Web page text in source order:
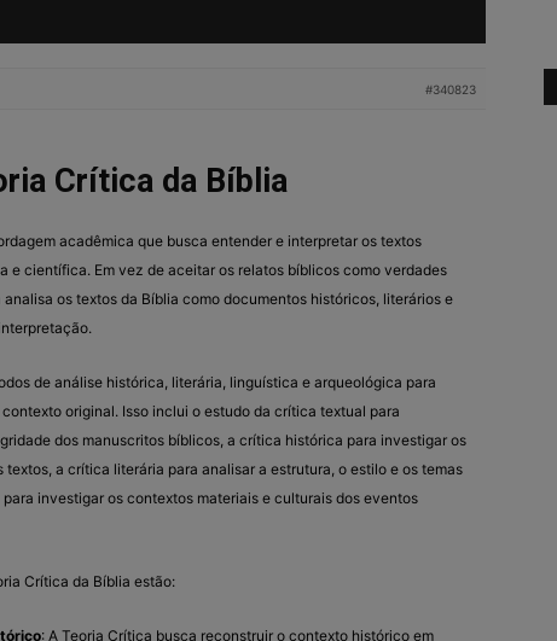
#340823
Crítica da Bíblia
acadêmica que busca entender e interpretar os textos
e científica. Em vez de aceitar os relatos bíblicos como verdades
os textos da Bíblia como documentos históricos, literários e
de análise histórica, literária, linguística e arqueológica para
original. Isso inclui o estudo da crítica textual para
dos manuscritos bíblicos, a crítica histórica para investigar os
a crítica literária para analisar a estrutura, o estilo e os temas
investigar os contextos materiais e culturais dos eventos
Crítica da Bíblia estão:
: A Teoria Crítica busca reconstruir o contexto histórico em